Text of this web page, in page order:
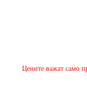
​Цените важат само